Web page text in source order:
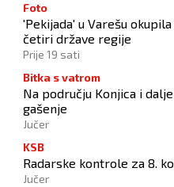
Foto
'Pekijada' u Varešu
četiri države regije
Prije 19 sati
Bitka s vatrom
Na području Konjica i
gašenje
Jučer
KSB
Radarske kontrole za 8.
Jučer